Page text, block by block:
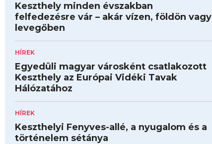
Keszthely minden évszakban
felfedezésre vár – akár vízen, földön vagy
levegőben
HÍREK
Egyedüli magyar városként csatlakozott
Keszthely az Európai Vidéki Tavak
Hálózatához
HÍREK
Keszthelyi Fenyves-allé, a nyugalom és a
történelem sétánya